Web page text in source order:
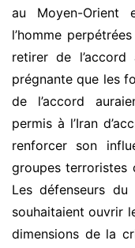
au Moyen-
l’homme
retirer de l’accord
prégnante que les
de l’accord
permis à l’Iran
renforcer son
groupes terroristes
Les défenseurs du
souhaitaient ouvrir
dimensions de la